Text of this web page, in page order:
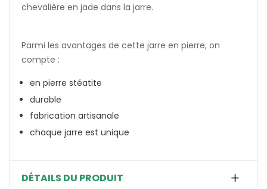
chevalière en jade dans la jarre.
Parmi les avantages de cette jarre en pierre, on
compte :
en pierre stéatite
durable
fabrication artisanale
chaque jarre est unique
DÉTAILS DU PRODUIT